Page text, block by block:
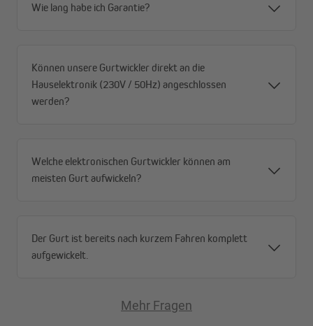
Wie lang habe ich Garantie?
Können unsere Gurtwickler direkt an die
Hauselektronik (230V / 50Hz) angeschlossen
werden?
Welche elektronischen Gurtwickler können am
meisten Gurt aufwickeln?
Der Gurt ist bereits nach kurzem Fahren komplett
aufgewickelt.
Mehr Fragen